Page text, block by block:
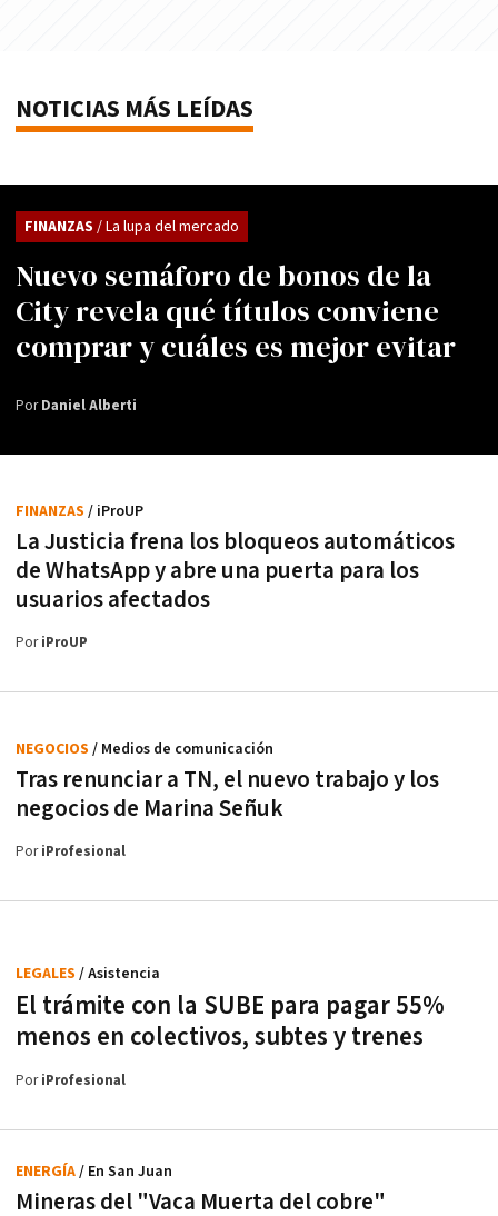
NOTICIAS MÁS LEÍDAS
Nuevo semáforo de bonos de la
City revela qué títulos conviene
comprar y cuáles es mejor evitar
FINANZAS / La lupa del mercado
PorDaniel Alberti
La Justicia frena los bloqueos automáticos
de WhatsApp y abre una puerta para los
usuarios afectados
FINANZAS / iProUP
PoriProUP
Tras renunciar a TN, el nuevo trabajo y los
negocios de Marina Señuk
NEGOCIOS / Medios de comunicación
PoriProfesional
El trámite con la SUBE para pagar 55%
menos en colectivos, subtes y trenes
LEGALES / Asistencia
PoriProfesional
Mineras del "Vaca Muerta del cobre"
ENERGÍA/ En San Juan